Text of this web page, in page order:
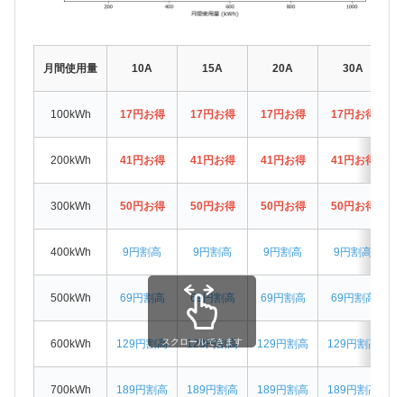
月間使用量 10A 15A 20A 30A
100kWh 17円お得 17円お得 17円お得 17円お得
200kWh 41円お得 41円お得 41円お得 41円お得
300kWh 50円お得 50円お得 50円お得 50円お得
400kWh 9円割高 9円割高 9円割高 9円割高
500kWh 69円割高 69円割高 69円割高 69円割高
600kWh 129円割高 129円割高 129円割高 129円割高
700kWh 189円割高 189円割高 189円割高 189円割高
スクロールできます